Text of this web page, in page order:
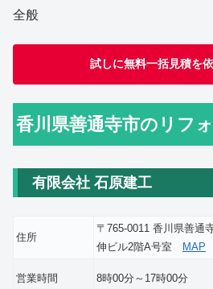
全般
試しに無料一括見積を
香川県善通寺市のリフ
有限会社 石原建工
住所
〒765-0011 香川県善通
伸ビル2階A号室
MAP
営業時間 8時00分～17時00分